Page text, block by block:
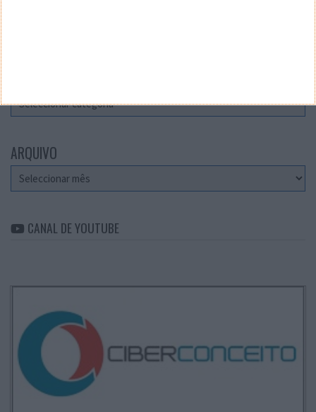
ARQUIVO
Arquivo
CANAL DE YOUTUBE